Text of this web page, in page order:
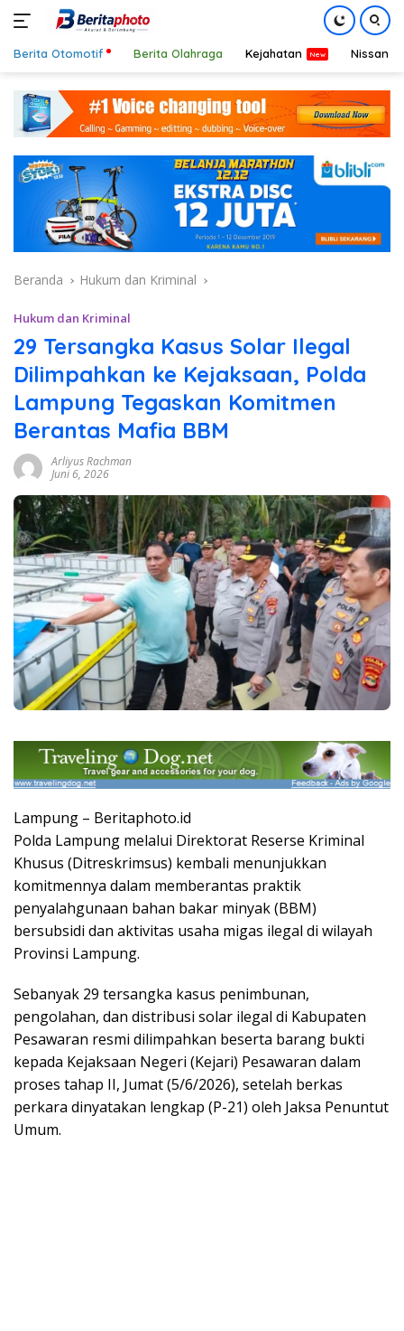
konten
Berita Otomotif Berita Olahraga Kejahatan Nissan
Beranda Hukum dan Kriminal
Hukum dan Kriminal
29 Tersangka Kasus Solar Ilegal
Dilimpahkan ke Kejaksaan, Polda
Lampung Tegaskan Komitmen
Berantas Mafia BBM
Arliyus Rachman
Juni 6, 2026
Lampung – Beritaphoto.id
Polda Lampung melalui Direktorat Reserse Kriminal
Khusus (Ditreskrimsus) kembali menunjukkan
komitmennya dalam memberantas praktik
penyalahgunaan bahan bakar minyak (BBM)
bersubsidi dan aktivitas usaha migas ilegal di wilayah
Provinsi Lampung.
Sebanyak 29 tersangka kasus penimbunan,
pengolahan, dan distribusi solar ilegal di Kabupaten
Pesawaran resmi dilimpahkan beserta barang bukti
kepada Kejaksaan Negeri (Kejari) Pesawaran dalam
proses tahap II, Jumat (5/6/2026), setelah berkas
perkara dinyatakan lengkap (P-21) oleh Jaksa Penuntut
Umum.